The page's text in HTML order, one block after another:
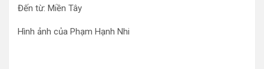
Đến từ: Miền Tây
Hình ảnh của Phạm Hạnh Nhi